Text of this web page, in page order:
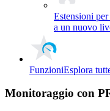
Estensioni
a un nuovo
FunzioniEsplora
Monitoraggio con